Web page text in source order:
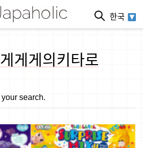
한국
게게의키타로
search.